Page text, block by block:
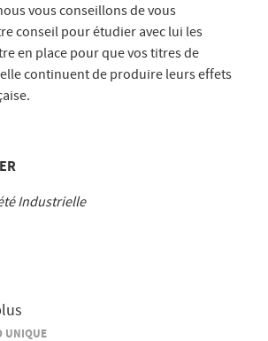
vous conseillons de vous
conseil pour étudier avec lui les
en place pour que vos titres de
continuent de produire leurs effets
Industrielle
UNIQUE